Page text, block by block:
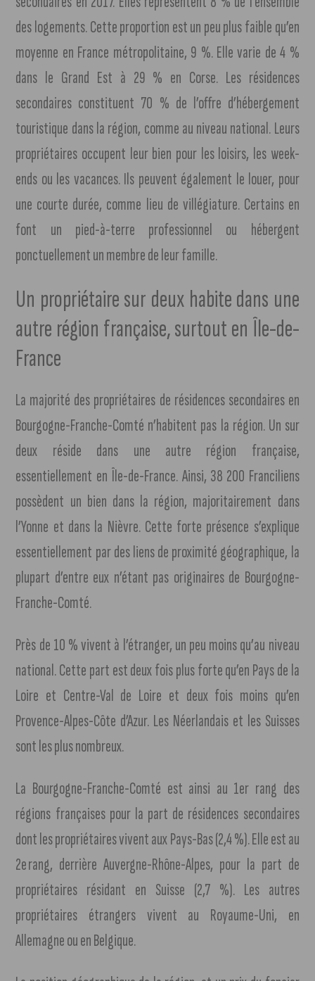
des logements. Cette proportion est un peu plus faible qu’en
moyenne en France métropolitaine, 9 %. Elle varie de 4 %
dans le Grand Est à 29 % en Corse. Les résidences
secondaires constituent 70 % de l’offre d’hébergement
touristique dans la région, comme au niveau national. Leurs
propriétaires occupent leur bien pour les loisirs, les week-
ends ou les vacances. Ils peuvent également le louer, pour
une courte durée, comme lieu de villégiature. Certains en
font un pied-à-terre professionnel ou hébergent
ponctuellement un membre de leur famille.
Un propriétaire sur deux habite dans une
autre région française, surtout en Île-de-
France
La majorité des propriétaires de résidences secondaires en
Bourgogne-Franche-Comté n’habitent pas la région. Un sur
deux réside dans une autre région française,
essentiellement en Île-de-France. Ainsi, 38 200 Franciliens
possèdent un bien dans la région, majoritairement dans
l’Yonne et dans la Nièvre. Cette forte présence s’explique
essentiellement par des liens de proximité géographique, la
plupart d’entre eux n’étant pas originaires de Bourgogne-
Franche-Comté.
Près de 10 % vivent à l’étranger, un peu moins qu’au niveau
national. Cette part est deux fois plus forte qu’en Pays de la
Loire et Centre-Val de Loire et deux fois moins qu’en
Provence-Alpes-Côte d’Azur. Les Néerlandais et les Suisses
sont les plus nombreux.
La Bourgogne-Franche-Comté est ainsi au 1er rang des
régions françaises pour la part de résidences secondaires
dont les propriétaires vivent aux Pays-Bas (2,4 %). Elle est au
2e rang, derrière Auvergne-Rhône-Alpes, pour la part de
propriétaires résidant en Suisse (2,7 %). Les autres
propriétaires étrangers vivent au Royaume-Uni, en
Allemagne ou en Belgique.